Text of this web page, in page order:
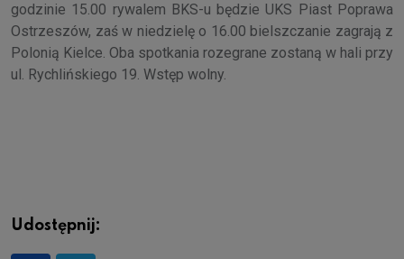
godzinie 15.00 rywalem BKS-u będzie UKS Piast Poprawa
Ostrzeszów, zaś w niedzielę o 16.00 bielszczanie zagrają z
Polonią Kielce. Oba spotkania rozegrane zostaną w hali przy
ul. Rychlińskiego 19. Wstęp wolny.
Udostępnij: